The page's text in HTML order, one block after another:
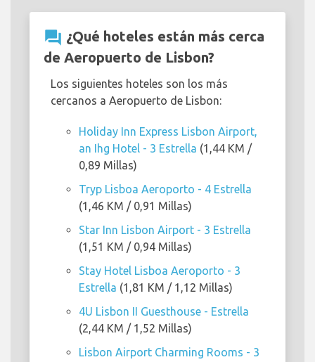
question_answer ¿Qué hoteles están más cerca
de Aeropuerto de Lisbon?
Los siguientes hoteles son los más
cercanos a Aeropuerto de Lisbon:
Holiday Inn Express Lisbon Airport,
an Ihg Hotel - 3 Estrella (1,44 KM /
0,89 Millas)
Tryp Lisboa Aeroporto - 4 Estrella
(1,46 KM / 0,91 Millas)
Star Inn Lisbon Airport - 3 Estrella
(1,51 KM / 0,94 Millas)
Stay Hotel Lisboa Aeroporto - 3
Estrella (1,81 KM / 1,12 Millas)
4U Lisbon II Guesthouse - Estrella
(2,44 KM / 1,52 Millas)
Lisbon Airport Charming Rooms - 3